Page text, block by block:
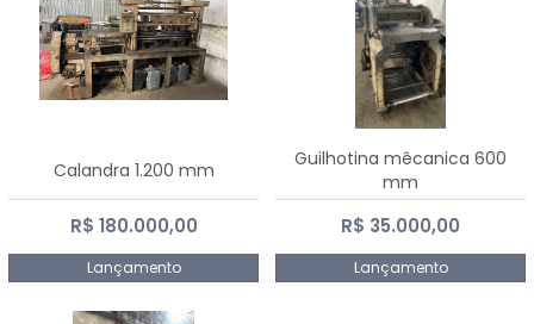
Calandra 1.200 mm
R$ 180.000,00
Lançamento
Guilhotina mêcanica 600
mm
R$ 35.000,00
Lançamento